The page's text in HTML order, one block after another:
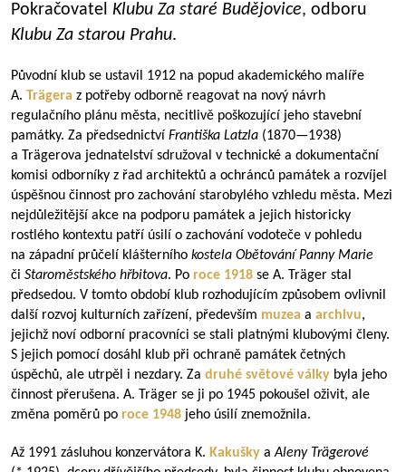
Pokračovatel Klubu Za staré Budějovice, odboru
Klubu Za starou Prahu.
Původní klub se ustavil 1912 na popud akademického malíře
A. Trägera z potřeby odborně reagovat na nový návrh
regulačního plánu města, necitlivě poškozující jeho stavební
památky. Za předsednictví Františka Latzla (1870—1938)
a Trägerova jednatelství sdružoval v technické a dokumentační
komisi odborníky z řad architektů a ochránců památek a rozvíjel
úspěšnou činnost pro zachování starobylého vzhledu města. Mezi
nejdůležitější akce na podporu památek a jejich historicky
rostlého kontextu patří úsilí o zachování vodoteče v pohledu
na západní průčelí klášterního kostela Obětování Panny Marie
či Staroměstského hřbitova. Po roce 1918 se A. Träger stal
předsedou. V tomto období klub rozhodujícím způsobem ovlivnil
další rozvoj kulturních zařízení, především muzea a archivu,
jejichž noví odborní pracovníci se stali platnými klubovými členy.
S jejich pomocí dosáhl klub při ochraně památek četných
úspěchů, ale utrpěl i nezdary. Za druhé světové války byla jeho
činnost přerušena. A. Träger se ji po 1945 pokoušel oživit, ale
změna poměrů po roce 1948 jeho úsilí znemožnila.
Až 1991 zásluhou konzervátora K. Kakušky aAleny Trägerové